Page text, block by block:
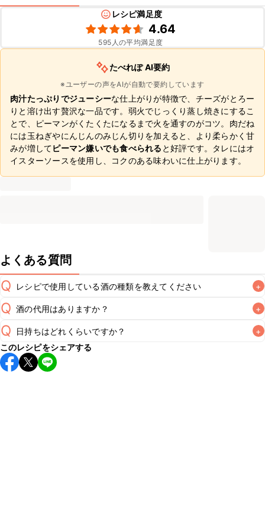
レシピ満足度
4.64
595 人の平均満足度
たべれぽ AI要約
※ユーザーの声をAIが自動で要約しています
肉汁たっぷりでジューシーな仕上がりが特徴で、チーズがとろー
りと溶け出す贅沢な一品です。弱火でじっくり蒸し焼きにするこ
とで、ピーマンがくたくたになるまで火を通すのがコツ。肉だね
には玉ねぎやにんじんのみじん切りを加えると、より柔らかく甘
みが増してピーマン嫌いでも食べられる と好評です。タレにはオ
イスターソースを使用し、コクのある味わいに仕上がります。
よくある質問
Q レシピで使用している酒の種類を教えてください +
A
Q 酒の代用はありますか？ +
A
Q 日持ちはどれくらいですか？ +
保存期間は冷蔵で翌日中が目安です。なるべくお早めにお召
し上がりください。
このレシピをシェアする